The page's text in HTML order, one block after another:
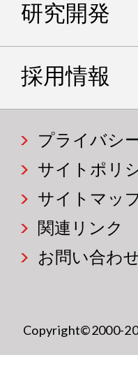
研究開発
採用情報
プライバシ
サイトポリ
サイトマッ
関連リンク
お問い合わ
Copyright©2000-